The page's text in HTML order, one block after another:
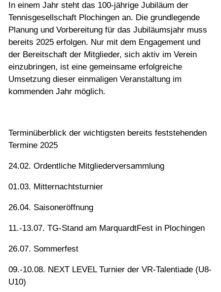
In einem Jahr steht das 100-jährige Jubiläum der
Tennisgesellschaft Plochingen an. Die grundlegende
Planung und Vorbereitung für das Jubiläumsjahr muss
bereits 2025 erfolgen. Nur mit dem Engagement und
der Bereitschaft der Mitglieder, sich aktiv im Verein
einzubringen, ist eine gemeinsame erfolgreiche
Umsetzung dieser einmaligen Veranstaltung im
kommenden Jahr möglich.
Terminüberblick der wichtigsten bereits feststehenden
Termine 2025
24.02. Ordentliche Mitgliederversammlung
01.03. Mitternachtsturnier
26.04. Saisoneröffnung
11.-13.07. TG-Stand am MarquardtFest in Plochingen
26.07. Sommerfest
09.-10.08. NEXT LEVEL Turnier der VR-Talentiade (U8-
U10)